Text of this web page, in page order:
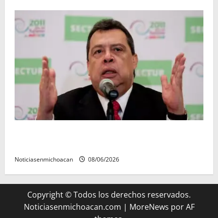
Noticiasenmichoacan 08/06/2026
Copyright © Todos los derechos reservados.
Noticiasenmichoacan.com | MoreNews por AF